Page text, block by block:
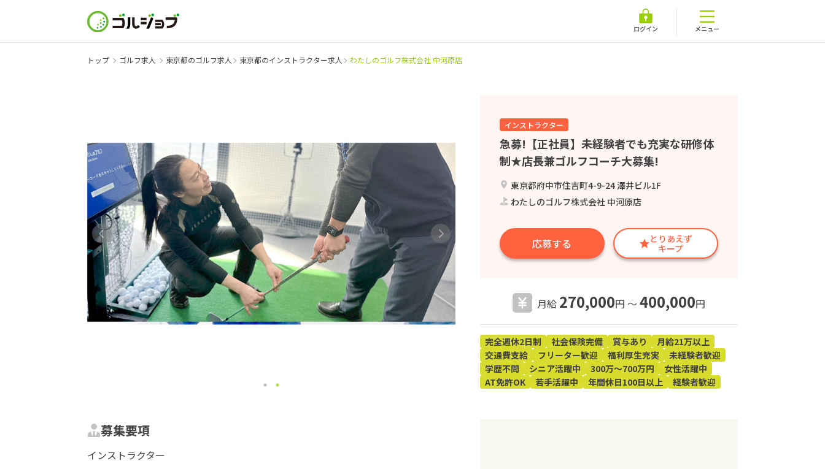
ログイン メニュー
トップ ゴルフ求人 東京都のゴルフ求人 東京都のインストラクター求人 わたしのゴルフ株式会社 中河原店
インストラクター
急募!【正社員】未経験者でも充実な研修体
制★店長兼ゴルフコーチ大募集!
東京都府中市住吉町4-9-24 澤井ビル1F
わたしのゴルフ株式会社 中河原店
応募する
とりあえず
キープ
月給 270,000円 〜 400,000円
完全週休2日制 社会保険完備 賞与あり
月給21万以上
交通費支給
フリーター歓迎 福利厚生充実
未経験者歓迎
学歴不問
シニア活躍中 300万～700万円
女性活躍中
AT免許OK
若手活躍中 年間休日100日以上 経験者歓迎
募集要項
インストラクター